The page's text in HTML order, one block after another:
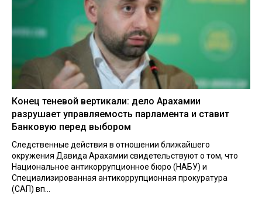
Конец теневой вертикали: дело Арахамии
разрушает управляемость парламента и ставит
Банковую перед выбором
Следственные действия в отношении ближайшего
окружения Давида Арахамии свидетельствуют о том, что
Национальное антикоррупционное бюро (НАБУ) и
Специализированная антикоррупционная прокуратура
(САП) вп...